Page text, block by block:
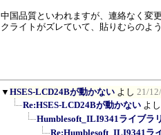
中国品質といわれますが、連絡なく変
クライトがズレていて、貼りむらのよ
▼ HSES-LCD24Bが動かない よし 21/
Re:HSES-LCD24Bが動かない よし
Humblesoft_ILI9341ライブラ
Re:Humblesoft_ILI9341ラ